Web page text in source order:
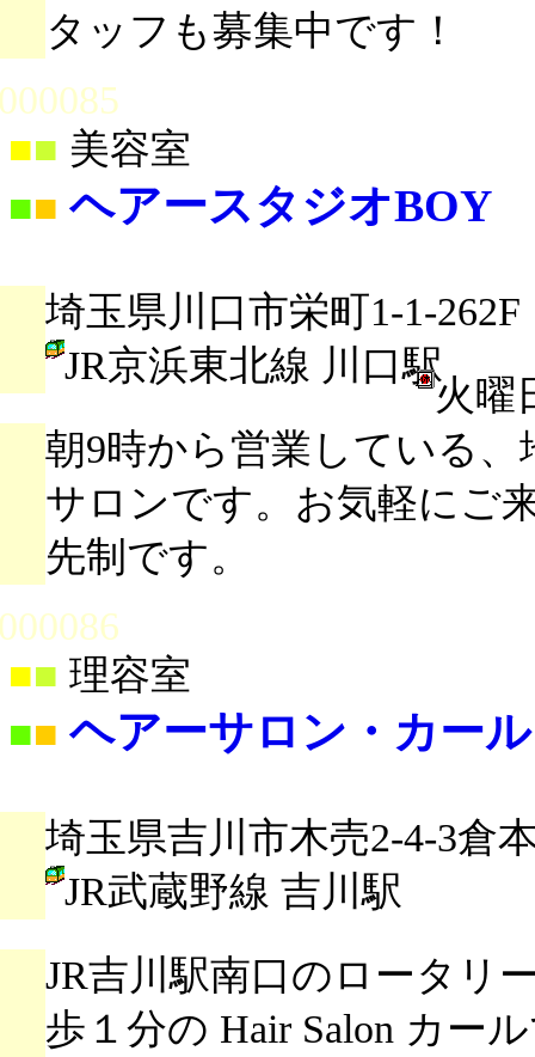
タッフも募集中です！
■ 美容室
■■ ヘアースタジオBOY
埼玉県川口市栄町1-1-262F
JR京浜東北線 川口駅
火曜
朝9時から営業している
サロンです。お気軽にご
先制です。
■ 理容室
■■ ヘアーサロン・カール
埼玉県吉川市木売2-4-3倉
JR武蔵野線 吉川駅
JR吉川駅南口のロータリ
歩１分の Hair Salon カー